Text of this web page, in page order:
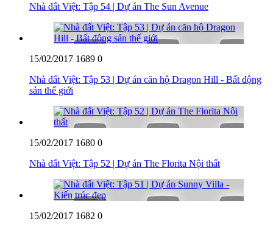
Nhà đất Việt: Tập 54 | Dự án The Sun Avenue
15/02/2017 1689 0
Nhà đất Việt: Tập 53 | Dự án căn hộ Dragon Hill - Bất động
sản thế giới
15/02/2017 1680 0
Nhà đất Việt: Tập 52 | Dự án The Florita Nội thất
15/02/2017 1682 0